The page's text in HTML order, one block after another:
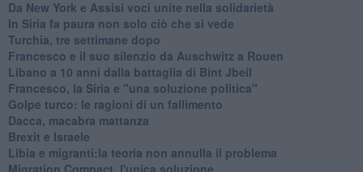
Da New York e Assisi voci unite nella solidarietà
In Siria fa paura non solo ciò che si vede
Turchia, tre settimane dopo
Francesco e il suo silenzio da Auschwitz a Rouen
Libano a 10 anni dalla battaglia di Bint Jbeil
Francesco, la Siria e "una soluzione politica"
Golpe turco: le ragioni di un fallimento
Dacca, macabra mattanza
Brexit e Israele
Libia e migranti:la teoria non annulla il problema
Migration Compact, l'unica soluzione